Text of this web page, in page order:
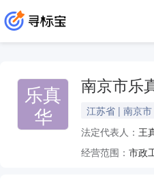
乐真
华
南京市乐
江苏省 | 南京市
法定代表人： 王
经营范围：